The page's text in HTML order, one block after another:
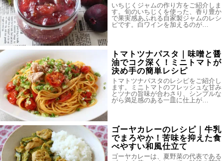
いちじくジャムの作り方をご紹介しま
す。旬のいちじくを使った、香り豊か
で果実感あふれる自家製ジャムのレシ
ピです。白ワインを加えるのが…
トマトツナパスタ｜味噌と醤
油でコク深く！ミニトマトが
決め手の簡単レシピ
トマトツナパスタのレシピをご紹介し
ます。ミニトマトのフレッシュな甘み
とツナの旨味が合わさり、シンプルな
がら満足感のある一皿に仕上が…
ゴーヤカレーのレシピ｜牛乳
でまろやか！苦味を抑えた食
べやすい和風仕立て
ゴーヤカレーは、夏野菜の代表である